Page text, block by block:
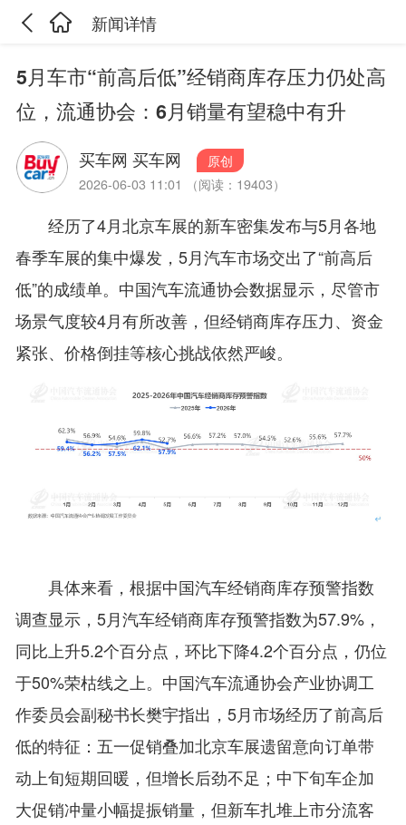
新闻详情
5月车市“前高后低”经销商库存压力仍处高
位，流通协会：6月销量有望稳中有升
买车网 买车网
原创
2026-06-03 11:01 （阅读：19403）
经历了4月北京车展的新车密集发布与5月各地
春季车展的集中爆发，5月汽车市场交出了“前高后
低”的成绩单。中国汽车流通协会数据显示，尽管市
场景气度较4月有所改善，但经销商库存压力、资金
紧张、价格倒挂等核心挑战依然严峻。
具体来看，根据中国汽车经销商库存预警指数
调查显示，5月汽车经销商库存预警指数为57.9%，
同比上升5.2个百分点，环比下降4.2个百分点，仍位
于50%荣枯线之上。中国汽车流通协会产业协调工
作委员会副秘书长樊宇指出，5月市场经历了前高后
低的特征：五一促销叠加北京车展遗留意向订单带
动上旬短期回暖，但增长后劲不足；中下旬车企加
大促销冲量小幅提振销量，但新车扎堆上市分流客